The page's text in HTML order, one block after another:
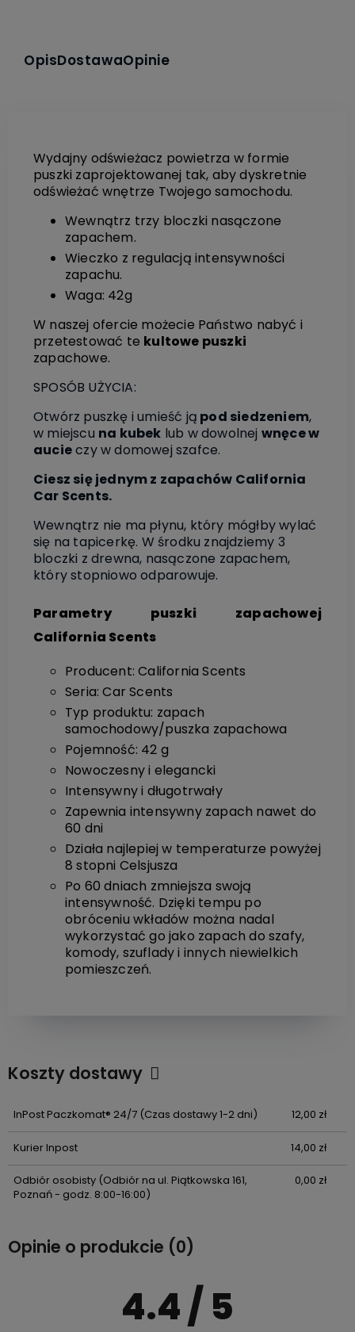
OpisDostawaOpinie
Wydajny odświeżacz powietrza w formie
puszki zaprojektowanej tak, aby dyskretnie
odświeżać wnętrze Twojego samochodu.
Wewnątrz trzy bloczki nasączone
zapachem.
Wieczko z regulacją intensywności
zapachu.
Waga: 42g
W naszej ofercie możecie Państwo nabyć i
przetestować te kultowe puszki
zapachowe.
SPOSÓB UŻYCIA:
Otwórz puszkę i umieść ją pod siedzeniem,
w miejscu na kubek lub w dowolnej wnęce w
aucieczy w domowej szafce.
Ciesz się jednym z zapachów California
Car Scents.
Wewnątrz nie ma płynu, który mógłby wylać
się na tapicerkę. W środku znajdziemy 3
bloczki z drewna, nasączone zapachem,
który stopniowo odparowuje.
Parametry puszki zapachowej
California Scents
Producent: California Scents
Seria: Car Scents
Typ produktu: zapach
samochodowy/puszka zapachowa
Pojemność: 42 g
Nowoczesny i elegancki
Intensywny i długotrwały
Zapewnia intensywny zapach nawet do
60 dni
Działa najlepiej w temperaturze powyżej
8 stopni Celsjusza
Po 60 dniach zmniejsza swoją
intensywność. Dzięki tempu po
obróceniu wkładów można nadal
wykorzystać go jako zapach do szafy,
komody, szuflady i innych niewielkich
pomieszczeń.
Koszty dostawy
Cena nie zawiera ewentualnych kosztów płatności
InPost Paczkomat® 24/7(Czas dostawy 1-2 dni) 12,00 zł
Kurier Inpost 14,00 zł
Odbiór osobisty(Odbiór na ul. Piątkowska 161,
Poznań - godz. 8:00-16:00)
0,00 zł
Opinie o produkcie (0)
4.4/ 5